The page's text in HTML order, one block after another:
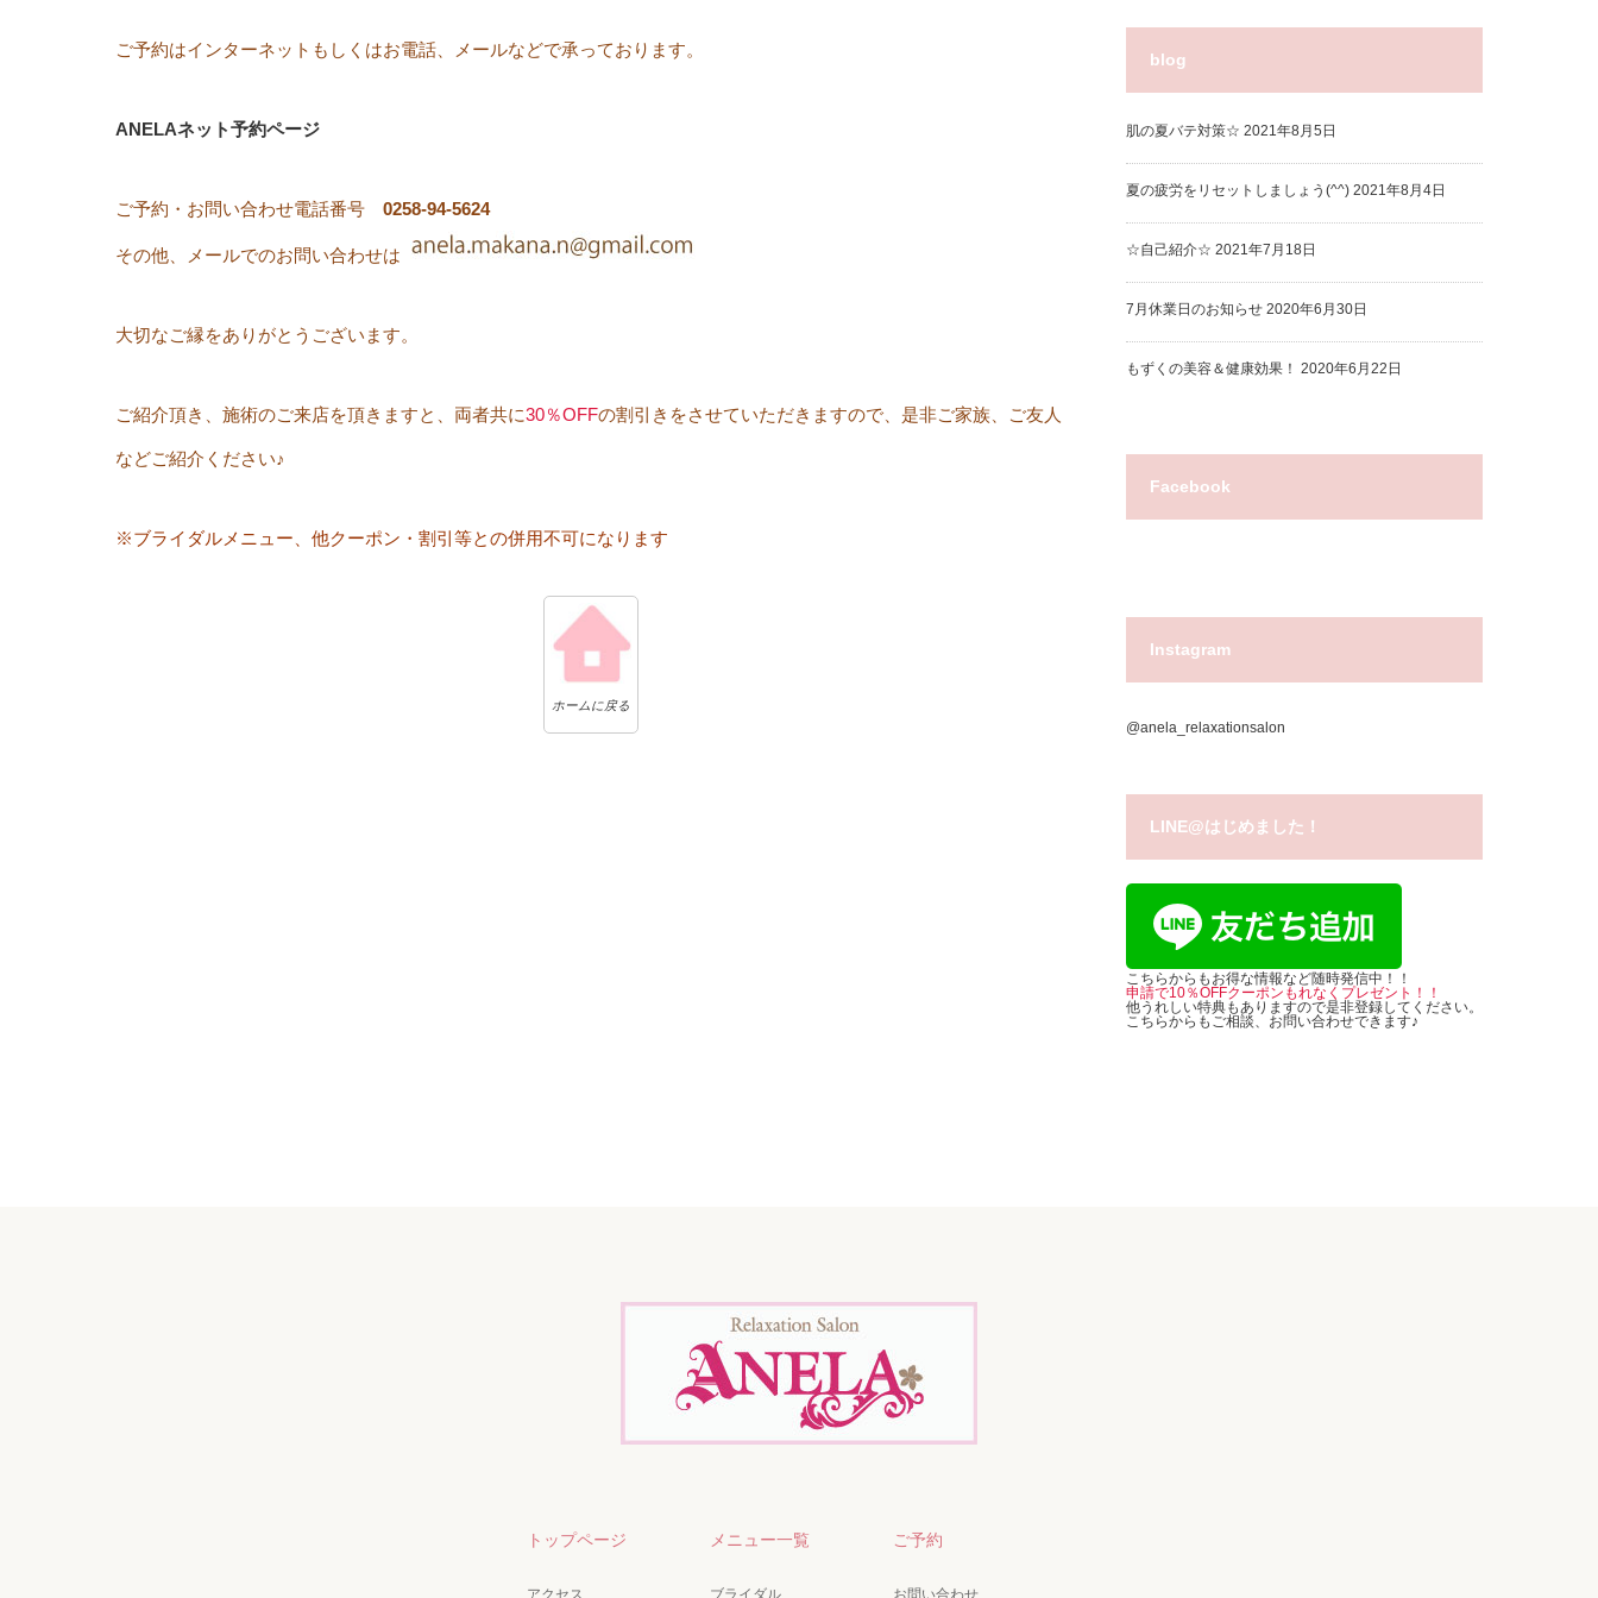
ご予約はインターネットもしくはお電話、メールなどで承っております。
ANELAネット予約ページ
ご予約・お問い合わせ電話番号 0258-94-5624
その他、メールでのお問い合わせは
大切なご縁をありがとうございます。
ご紹介頂き、施術のご来店を頂きますと、両者共に30％OFFの割引きをさせていただきますので、是非ご家族、ご友人
などご紹介ください♪
※ブライダルメニュー、他クーポン・割引等との併用不可になります
ホームに戻る
blog
肌の夏バテ対策☆ 2021年8月5日
夏の疲労をリセットしましょう(^^) 2021年8月4日
☆自己紹介☆ 2021年7月18日
7月休業日のお知らせ 2020年6月30日
もずくの美容＆健康効果！ 2020年6月22日
Facebook
Instagram
@anela_relaxationsalon
LINE@はじめました！
こちらからもお得な情報など随時発信中！！
申請で10％OFFクーポンもれなくプレゼント！！
他うれしい特典もありますので是非登録してください。
こちらからもご相談、お問い合わせできます♪
トップページ
アクセス
メニュー一覧
ブライダル
ご予約
お問い合わせ